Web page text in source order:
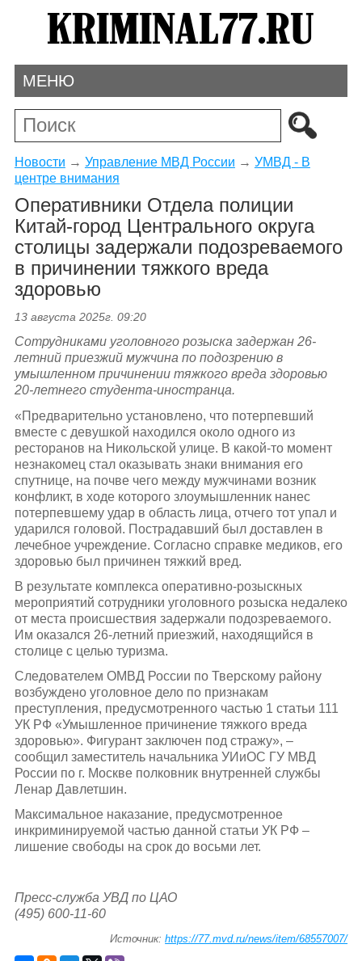
МЕНЮ
Новости → Управление МВД России → УМВД - В
центре внимания
Оперативники Отдела полиции
Китай-город Центрального округа
столицы задержали подозреваемого
в причинении тяжкого вреда
здоровью
13 августа 2025г. 09:20
Сотрудниками уголовного розыска задержан 26-
летний приезжий мужчина по подозрению в
умышленном причинении тяжкого вреда здоровью
20-летнего студента-иностранца.
«Предварительно установлено, что потерпевший
вместе с девушкой находился около одного из
ресторанов на Никольской улице. В какой-то момент
незнакомец стал оказывать знаки внимания его
спутнице, на почве чего между мужчинами возник
конфликт, в ходе которого злоумышленник нанес
потерпевшему удар в область лица, отчего тот упал и
ударился головой. Пострадавший был доставлен в
лечебное учреждение. Согласно справке медиков, его
здоровью был причинен тяжкий вред.
В результате комплекса оперативно-розыскных
мероприятий сотрудники уголовного розыска недалеко
от места происшествия задержали подозреваемого.
Им оказался 26-летний приезжий, находящийся в
столице с целью туризма.
Следователем ОМВД России по Тверскому району
возбуждено уголовное дело по признакам
преступления, предусмотренного частью 1 статьи 111
УК РФ «Умышленное причинение тяжкого вреда
здоровью». Фигурант заключен под стражу», –
сообщил заместитель начальника УИиОС ГУ МВД
России по г. Москве полковник внутренней службы
Ленар Давлетшин.
Максимальное наказание, предусмотренное
инкриминируемой частью данной статьи УК РФ –
лишение свободы на срок до восьми лет.
Пресс-служба УВД по ЦАО
(495) 600-11-60
Источник:https://77.mvd.ru/news/item/68557007/